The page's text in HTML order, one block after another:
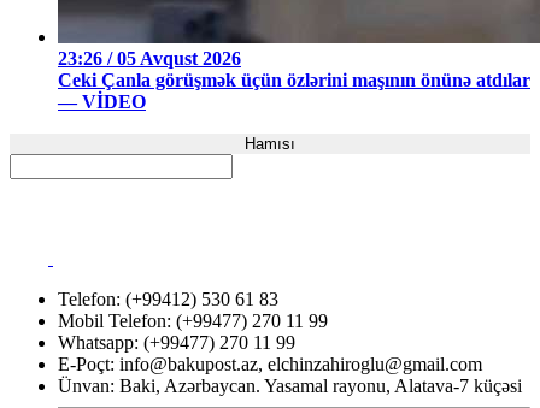
23:26 / 05 Avqust 2026
Ceki Çanla görüşmək üçün özlərini maşının önünə atdılar
— VİDEO
Hamısı
Telefon: (+99412) 530 61 83
Mobil Telefon: (+99477) 270 11 99
Whatsapp: (+99477) 270 11 99
E-Poçt: info@bakupost.az, elchinzahiroglu@gmail.com
Ünvan: Baki, Azərbaycan. Yasamal rayonu, Alatava-7 küçəsi